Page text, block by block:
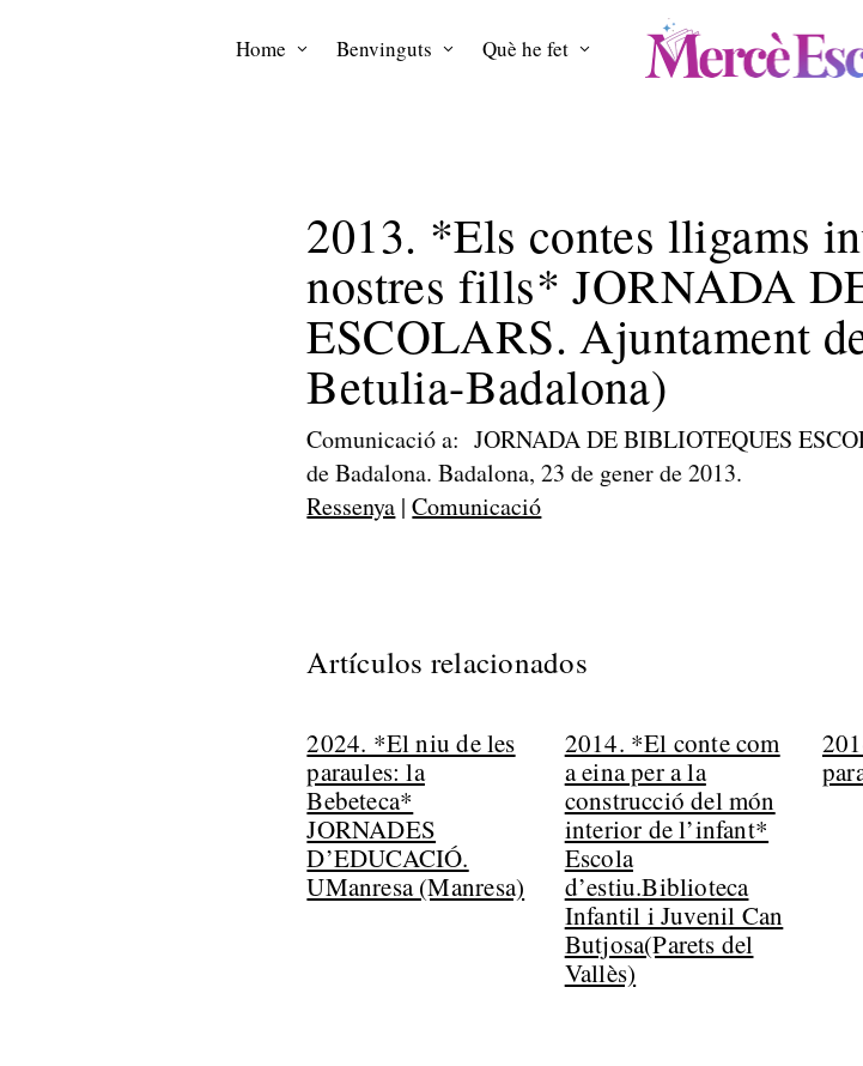
Home Benvinguts Què he fet
2013. *Els contes lligams
nostres fills* JORNADA
ESCOLARS. Ajuntament
Betulia-Badalona)
Comunicació a: JORNADA DE BIBLIOTEQUES
de Badalona. Badalona, 23 de gener de 2013.
Ressenya |Comunicació
Artículos relacionados
2024. *El niu de les
paraules: la
Bebeteca*
JORNADES
D’EDUCACIÓ.
UManresa (Manresa)
2014. *El conte com
a eina per a la
construcció del món
interior de l’infant*
Escola
d’estiu.Biblioteca
Infantil i Juvenil Can
Butjosa(Parets del
Vallès)